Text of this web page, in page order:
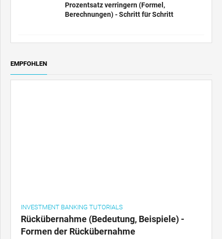
Prozentsatz verringern (Formel,
Berechnungen) - Schritt für Schritt
EMPFOHLEN
INVESTMENT BANKING TUTORIALS
Rückübernahme (Bedeutung, Beispiele) -
Formen der Rückübernahme